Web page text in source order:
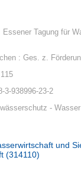
Essener Tagung für
: Ges. z.
3-938996-23-2
-
und
(314110)